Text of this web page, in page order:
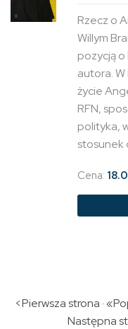
Rzecz o
Willym
pozycją
autora.
życie
RFN,
polityka,
stosunek
Cena:
<Pierwsza strona ·
Następna